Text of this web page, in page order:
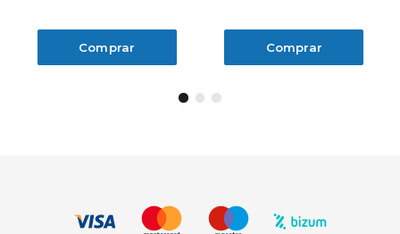
Comprar Comprar